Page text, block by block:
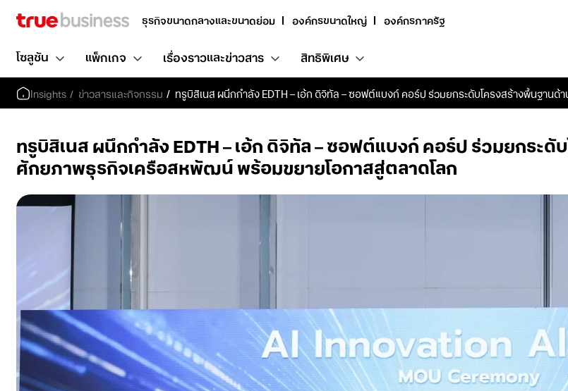
ธุรกิจขนาดกลางและขนาดย่อม องค์กรขนาดใหญ่ องค์กรภาครัฐ
โซลูชัน แพ็กเกจ เรื่องราวและข่าวสาร สิทธิพิเศษ
Insights ข่าวสารและกิจกรรม ทรูบิสิเนส ผนึกกำลัง EDTH – เอ้ก ดิจิทัล – ซอฟต์แบงก์ คอร์ป ร่วมยกระดับโครงสร้างพื้นฐานด้า
ทรูบิสิเนส ผนึกกำลัง EDTH – เอ้ก ดิจิทัล – ซอฟต์แบงก์ คอร์ป ร่วมยกระดั
ศักยภาพธุรกิจเครือสหพัฒน์ พร้อมขยายโอกาสสู่ตลาดโลก